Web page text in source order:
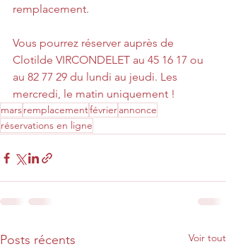
remplacement.
Vous pourrez réserver auprès de
Clotilde VIRCONDELET au 45 16 17 ou
au 82 77 29 du lundi au jeudi. Les
mercredi, le matin uniquement !
marsremplacementfévrierannonce
réservations en ligne
Posts récents Voir tout